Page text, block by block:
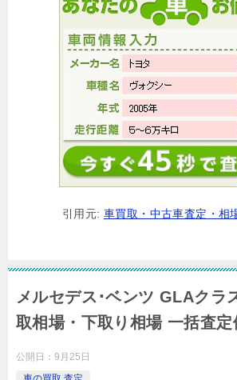
引用元: 車買取・中古車査定・相
メルセデス･ベンツ GLAクラ
取相場・下取り相場 一括査定
公開日： 9月25日